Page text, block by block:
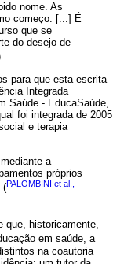
nome. As
começo. [...] É
que se
do desejo de
para que esta escrita
Integrada
Saúde - EducaSaúde,
foi integrada de 2005
e terapia
a
próprios
(PALOMBINI et al.,
que, historicamente,
em saúde, a
na coautoria